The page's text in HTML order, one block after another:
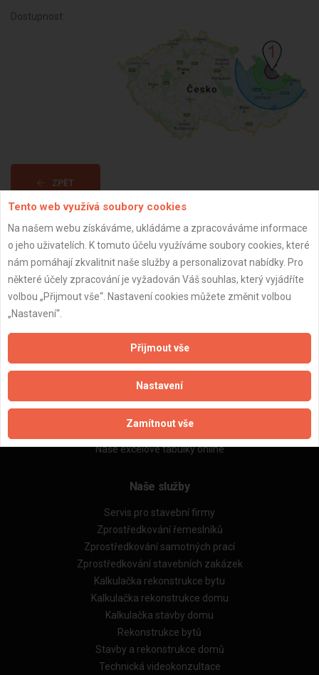
Dostupnost:
ZPĚT
Aktualizováno z portálu ARES dne 10.01.2025 22:24:29
Naše firmy a řemeslníci
Zpracování a ochrana osobních údajů
Zásady pro používání souborů cookie
Naše excelové tabulky online
Naše služby
Servis pro stavební firmy
Zprostředkování řemeslníků
Zprostředkování samotných prací
Zprostředkování stavebních zakázek
Kalkulačka rekonstrukce bytu
Kalkulačka rekonstrukce domu
Kalkulačka stavby domu
Rekonstrukce bytů
Stavby a rekonstrukce domů
Technická videokonzultace
Tento web využívá soubory cookies
Na našem webu získáváme, ukládáme a zpracováváme informace
o jeho uživatelích. K tomuto účelu využíváme soubory cookies, které
nám pomáhají zkvalitnit naše služby a personalizovat nabídky. Pro
některé účely zpracování je vyžadován Váš souhlas, který vyjádříte
volbou „Přijmout vše“. Nastavení cookies můžete změnit volbou
„Nastavení“.
Přijmout vše
Nastavení
Zamítnout vše